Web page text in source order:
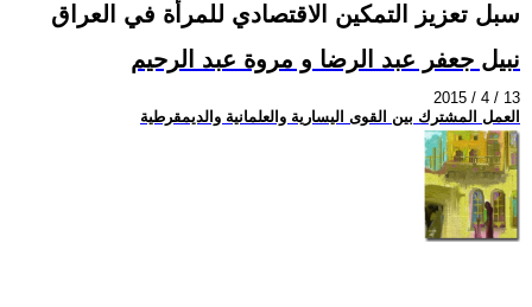
سبل تعزيز التمكين الاقتصادي للمرأة في العراق
نبيل جعفر عبد الرضا و مروة عبد الرحيم
2015 / 4 / 13
العمل المشترك بين القوى اليسارية والعلمانية والديمقرطية